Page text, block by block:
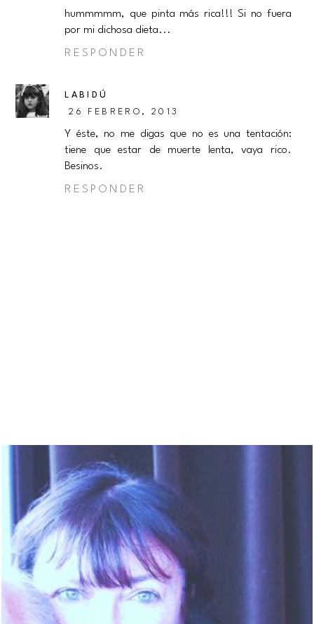
hummmmm, que pinta más rica!!! Si no fuera
por mi dichosa dieta...
RESPONDER
LABIDÚ
26 FEBRERO, 2013
Y éste, no me digas que no es una tentación:
tiene que estar de muerte lenta, vaya rico.
Besinos.
RESPONDER